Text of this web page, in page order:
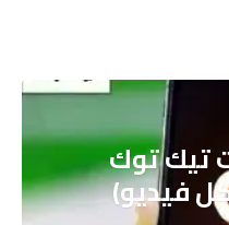
تيك توك